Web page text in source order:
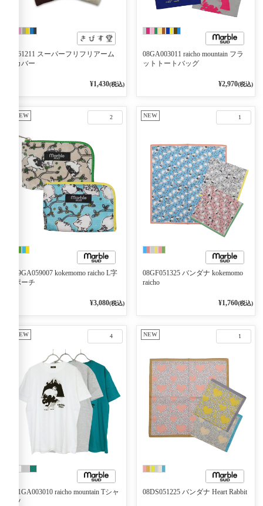
k61211 スーパーフリフリアーム
カバー
¥1,430(税込)
08GA003011 raicho mountain フラ
ットトートバッグ
¥2,970(税込)
2
NEW
09GA059007 kokemomo raicho L字
ポーチ
¥3,080(税込)
1
NEW
08GF051325 バンダナ kokemomo
raicho
¥1,760(税込)
4
NEW
01GA003010 raicho mountain Tシャ
ツ
1
NEW
08DS051225 バンダナ Heart Rabbit